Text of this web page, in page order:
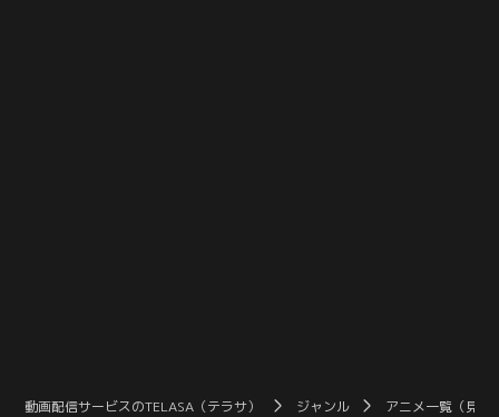
動画配信サービスのTELASA（テラサ） ジャンル アニメ一覧（見放